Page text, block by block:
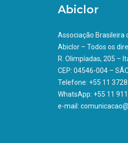
Abiclor
Associação Brasileira
Abiclor – Todos os
R. Olimpíadas, 205 –
CEP: 04546-004 –
Telefone: +55 11
WhatsApp: +55 11
e-mail: